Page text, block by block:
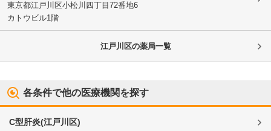
東京都江戸川区小松川四丁目72番地6
カトウビル1階
江戸川区の薬局一覧
各条件で他の医療機関を探す
C型肝炎(江戸川区)